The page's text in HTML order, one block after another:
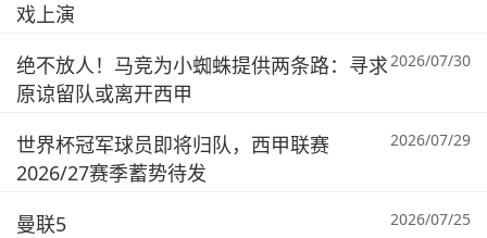
戏上演
绝不放人！马竞为小蜘蛛提供两条路：寻求
原谅留队或离开西甲
2026/07/30
世界杯冠军球员即将归队，西甲联赛
2026/27赛季蓄势待发
2026/07/29
曼联5 2026/07/25